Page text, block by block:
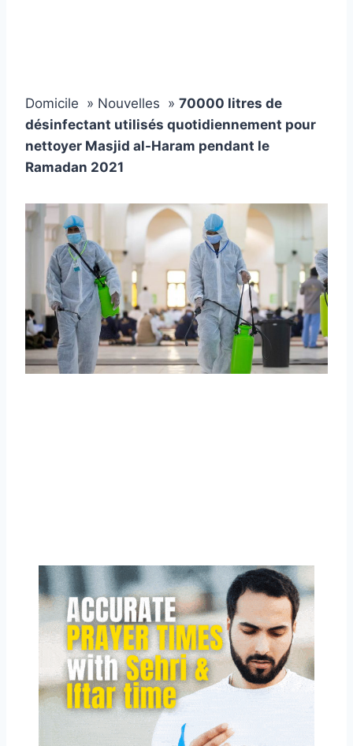
Domicile » Nouvelles » 70000 litres de
désinfectant utilisés quotidiennement pour
nettoyer Masjid al-Haram pendant le
Ramadan 2021